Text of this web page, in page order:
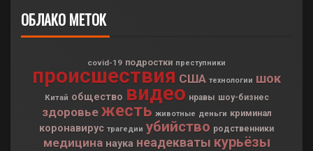
ОБЛАКО МЕТОК
covid-19 подростки преступники
происшествия США технологии шок
Китай общество видео нравы шоу-бизнес
здоровье жесть животные деньги криминал
коронавирус трагедии убийство родственники
медицина наука неадекваты курьёзы